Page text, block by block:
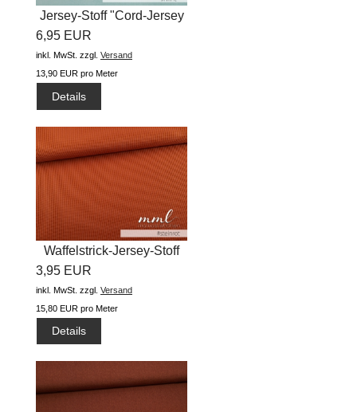
Jersey-Stoff "Cord-Jersey
6,95 EUR
inkl. MwSt. zzgl. Versand
13,90 EUR pro Meter
Details
Waffelstrick-Jersey-Stoff
3,95 EUR
inkl. MwSt. zzgl. Versand
15,80 EUR pro Meter
Details